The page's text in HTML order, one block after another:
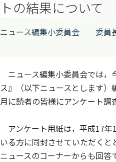
トの結果について
ニュース編集小委員会 委
ニュース編集小委員会では，
ス』（以下ニュースとします）
月に読者の皆様にアンケート調
アンケート用紙は，平成17年
いる方に同封させていただく
ニュースのコーナーからも回答